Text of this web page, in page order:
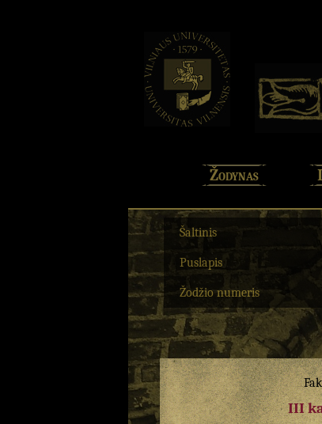
Žodynas
Šaltinis
Puslapis
Žodžio numeris
III